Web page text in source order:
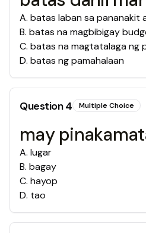
A. batas laban sa pananakit
B. batas na magbibigay
C. batas na magtatalaga ng
D. batas ng pamahalaan
Question4 Multiple Choice
may
A. lugar
B. bagay
C. hayop
D. tao